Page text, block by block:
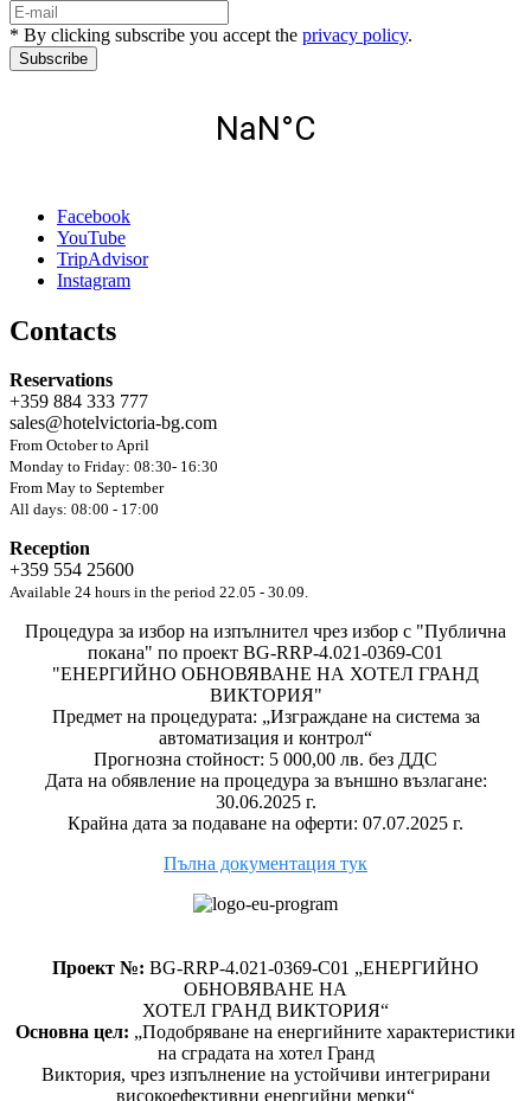
* By clicking subscribe you accept the privacy policy.
Subscribe
Facebook
YouTube
TripAdvisor
Instagram
Contacts
Reservations
+359 884 333 777
sales@hotelvictoria-bg.com
From October to April
Monday to Friday: 08:30- 16:30
From May to September
All days: 08:00 - 17:00
Reception
+359 554 25600
Available 24 hours in the period 22.05 - 30.09.
Процедура за избор на изпълнител чрез избор с "Публична
покана" по проект BG-RRP-4.021-0369-C01
"ЕНЕРГИЙНО ОБНОВЯВАНЕ НА ХОТЕЛ ГРАНД
ВИКТОРИЯ"
Предмет на процедурата: „Изграждане на система за
автоматизация и контрол“
Прогнозна стойност: 5 000,00 лв. без ДДС
Дата на обявление на процедура за външно възлагане:
30.06.2025 г.
Крайна дата за подаване на оферти: 07.07.2025 г.
Пълна документация тук
Проект №: BG-RRP-4.021-0369-C01 „ЕНЕРГИЙНО
ОБНОВЯВАНЕ НА
ХОТЕЛ ГРАНД ВИКТОРИЯ“
Основна цел: „Подобряване на енергийните характеристики
на сградата на хотел Гранд
Виктория, чрез изпълнение на устойчиви интегрирани
високоефективни енергийни мерки“